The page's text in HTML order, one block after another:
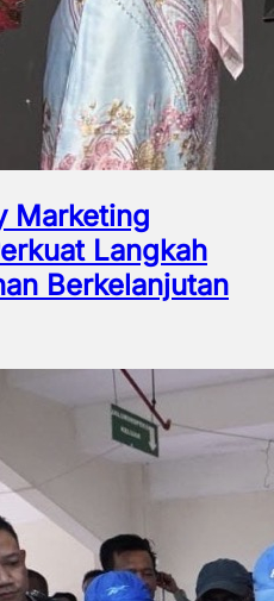
Marketing
Langkah
Berkelanjutan